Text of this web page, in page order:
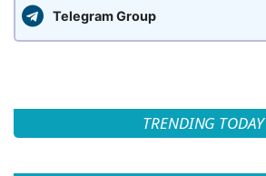
Telegram Group
TRENDING TODAY